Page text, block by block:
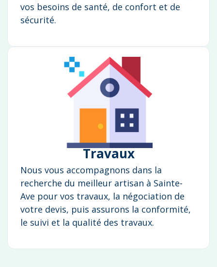
vos besoins de santé, de confort et de
sécurité.
Travaux
Nous vous accompagnons dans la
recherche du meilleur artisan à Sainte-
Ave pour vos travaux, la négociation de
votre devis, puis assurons la conformité,
le suivi et la qualité des travaux.